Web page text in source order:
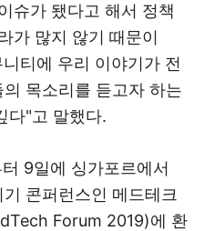
슈가 됐다고 해서 정책
가 많지 않기 때문이
티에 우리 이야기가 전
목소리를 듣고자 하는
다"고 말했다.
9일에 싱가포르에서
콘퍼런스인 메드테크
Forum 2019)에 환